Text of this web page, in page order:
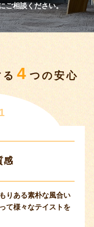
ご相談ください。
4 つの安心
感
りある素朴な風合い
て様々なテイストを